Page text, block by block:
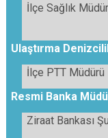
İlçe Sağlık
Ulaştırma
İlçe PTT Müdürü
Resmi Banka
Ziraat Bankası